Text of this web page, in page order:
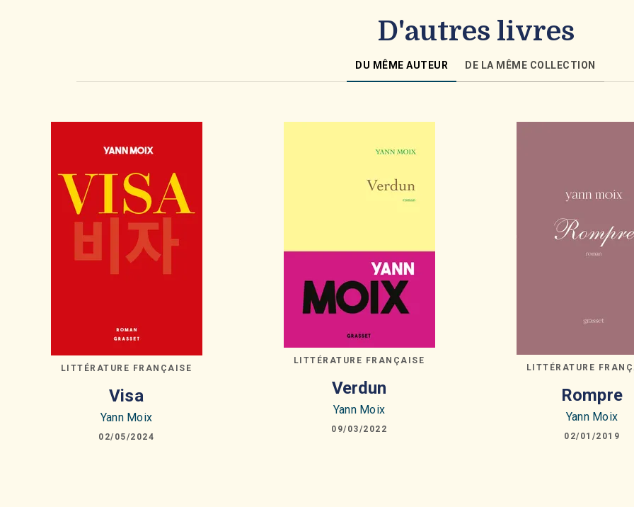
D'autres livres
DU MÊME AUTEUR DE LA MÊME COLLECTION
LITTÉRATURE FRANÇAISE
Visa
Yann Moix
02/05/2024
LITTÉRATURE FRANÇAISE
Verdun
Yann Moix
09/03/2022
LITTÉRATURE
Rompre
Yann Moix
02/01/2019